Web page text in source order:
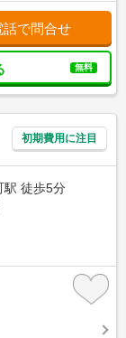
話で問合せ
無料
初期費用に注目
駅 徒歩5分